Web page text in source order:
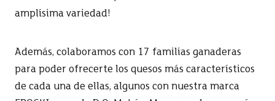
amplísima variedad!
Además, colaboramos con 17 familias ganaderas
para poder ofrecerte los quesos más característicos
de cada una de ellas, algunos con nuestra marca